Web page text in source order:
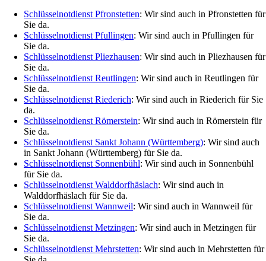
Schlüsselnotdienst Pfronstetten: Wir sind auch in Pfronstetten für
Sie da.
Schlüsselnotdienst Pfullingen: Wir sind auch in Pfullingen für
Sie da.
Schlüsselnotdienst Pliezhausen: Wir sind auch in Pliezhausen für
Sie da.
Schlüsselnotdienst Reutlingen: Wir sind auch in Reutlingen für
Sie da.
Schlüsselnotdienst Riederich: Wir sind auch in Riederich für Sie
da.
Schlüsselnotdienst Römerstein: Wir sind auch in Römerstein für
Sie da.
Schlüsselnotdienst Sankt Johann (Württemberg): Wir sind auch
in Sankt Johann (Württemberg) für Sie da.
Schlüsselnotdienst Sonnenbühl: Wir sind auch in Sonnenbühl
für Sie da.
Schlüsselnotdienst Walddorfhäslach: Wir sind auch in
Walddorfhäslach für Sie da.
Schlüsselnotdienst Wannweil: Wir sind auch in Wannweil für
Sie da.
Schlüsselnotdienst Metzingen: Wir sind auch in Metzingen für
Sie da.
Schlüsselnotdienst Mehrstetten: Wir sind auch in Mehrstetten für